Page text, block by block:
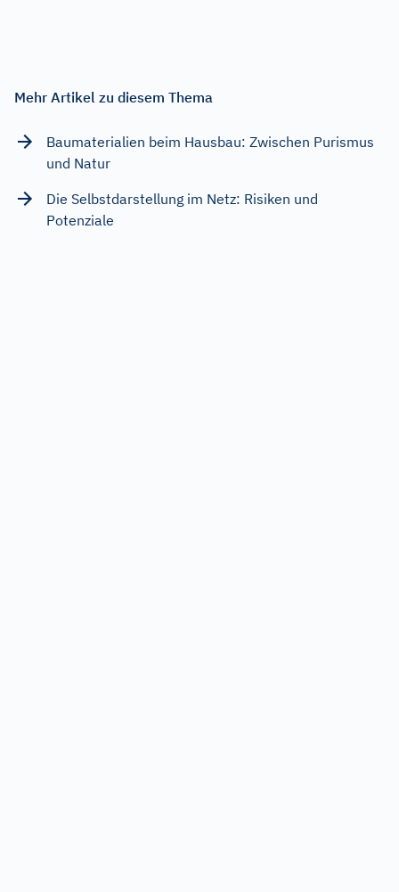
Mehr Artikel zu diesem Thema
Baumaterialien beim Hausbau: Zwischen Purismus
und Natur
Die Selbstdarstellung im Netz: Risiken und
Potenziale